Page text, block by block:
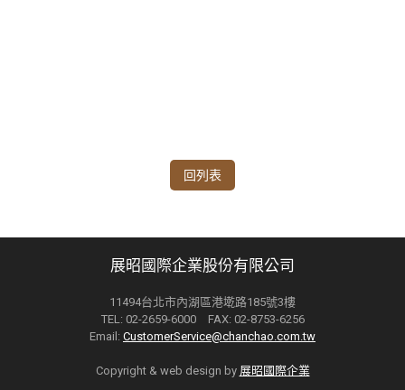
回列表
展昭國際企業股份有限公司
11494台北市內湖區港墘路185號3樓
TEL: 02-2659-6000 FAX: 02-8753-6256
Email: CustomerService@chanchao.com.tw
Copyright & web design by 展昭國際企業